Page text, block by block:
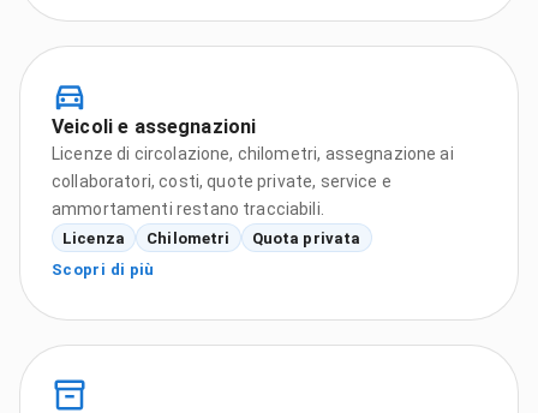
Veicoli e assegnazioni
Licenze di circolazione, chilometri, assegnazione ai
collaboratori, costi, quote private, service e
ammortamenti restano tracciabili.
Licenza Chilometri
Quota privata
Scopri di più